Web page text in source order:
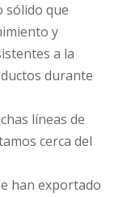
sólido que
y
a la
durante
líneas de
cerca del
han exportado